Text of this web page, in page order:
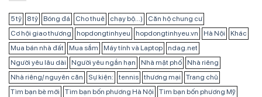
5 tỷ 8 tỷ Bóng đá Cho thuê chạy bộ...)
Căn hộ chung cư
Cơ hội giao thương
hopdongtinhyeu hopdongtinhyeu.vn Hà Nội
Khác
Mua bán nhà đất
Mua sắm Máy tính và Laptop
ndag.net
Người yêu lâu dài
Người yêu ngắn hạn Nhà mặt phố
Nhà riêng
Nhà riêng/ nguyên căn
Sự kiện: tennis thương mại
Trang chủ
Tìm bạn bè mới
Tìm bạn bốn phương Hà Nội
Tìm bạn bốn phương Mỹ